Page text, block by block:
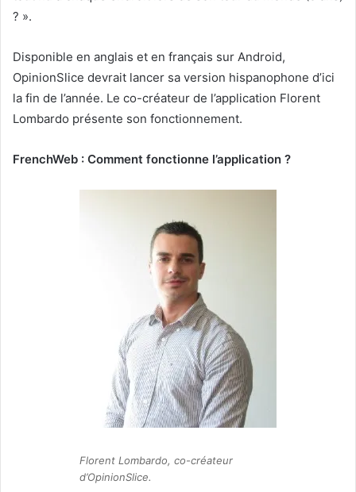
? ».
Disponible en anglais et en français sur Android,
OpinionSlice devrait lancer sa version hispanophone d’ici
la fin de l’année. Le co-créateur de l’application Florent
Lombardo présente son fonctionnement.
FrenchWeb : Comment fonctionne l’application ?
Florent Lombardo, co-créateur
d’OpinionSlice.